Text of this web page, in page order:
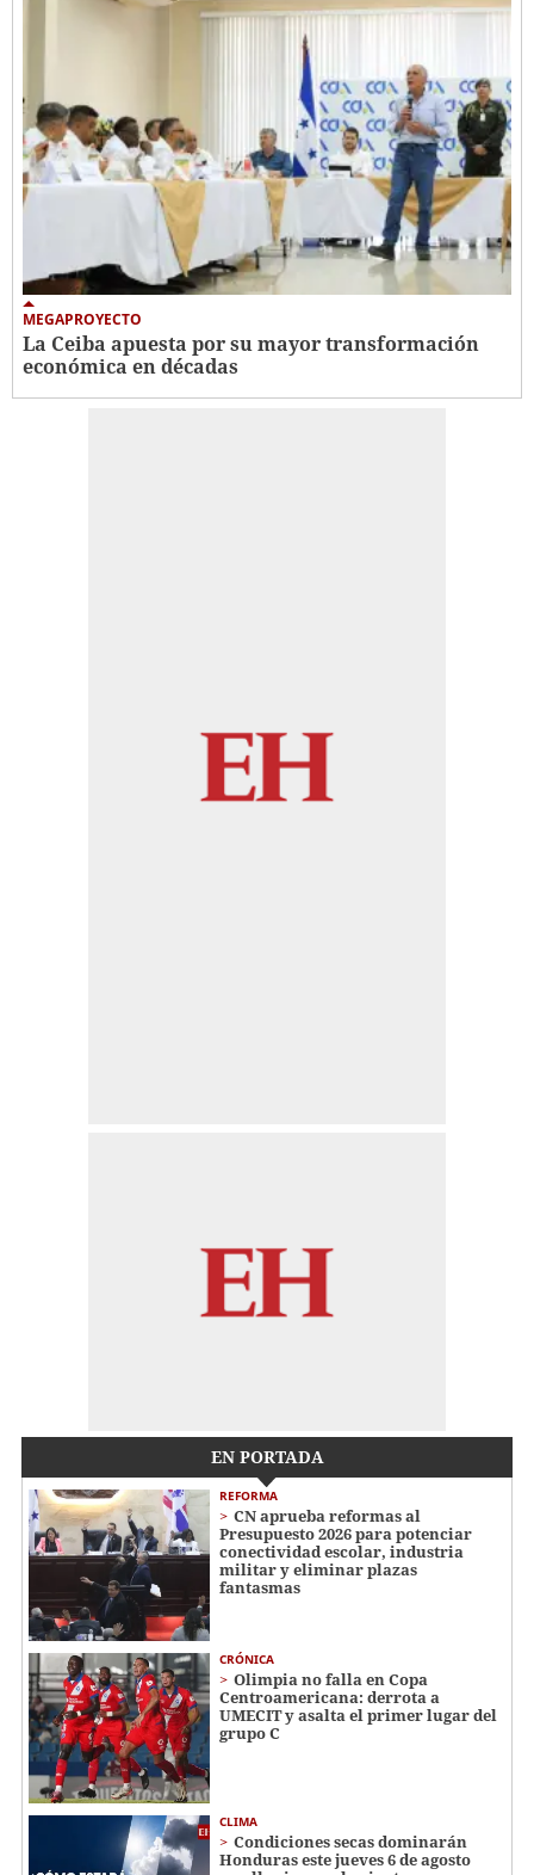
MEGAPROYECTO
La Ceiba apuesta por su mayor transformación
económica en décadas
EN PORTADA
REFORMA
CN aprueba reformas al
Presupuesto 2026 para potenciar
conectividad escolar, industria
militar y eliminar plazas
fantasmas
CRÓNICA
Olimpia no falla en Copa
Centroamericana: derrota a
UMECIT y asalta el primer lugar del
grupo C
CLIMA
Condiciones secas dominarán
Honduras este jueves 6 de agosto